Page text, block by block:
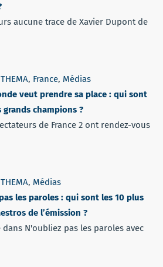
aucune trace de Xavier Dupont de
, France, Médias
veut prendre sa place : qui sont
grands champions ?
de France 2 ont rendez-vous
, Médias
les paroles : qui sont les 10 plus
de l’émission ?
N'oubliez pas les paroles avec